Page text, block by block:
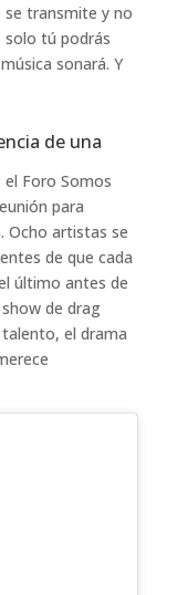
se transmite y no
solo tú podrás
sonará. Y
de una
el Foro Somos
para
Ocho artistas se
de que cada
último antes de
de drag
el drama